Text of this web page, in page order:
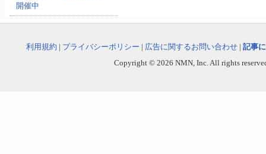
開催中
利用規約 | プライバシーポリシー | 広告に関するお問い合わせ | 記事
Copyright © 2026 NMN, Inc. All rights